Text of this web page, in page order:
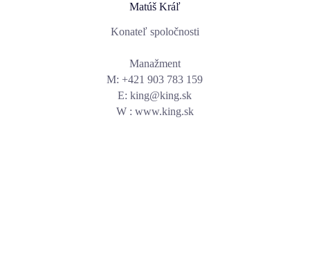
Matúš Kráľ
Konateľ spoločnosti
Manažment
M: +421 903 783 159
E: king@king.sk
W : www.king.sk